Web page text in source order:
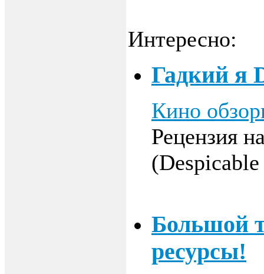
Интересно:
Гадкий я
Кино
Рецензия
Большой
ресурсы!